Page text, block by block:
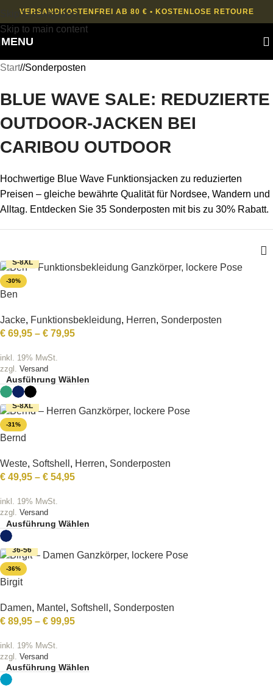
Skip to navigation
Skip to main content
VERSANDKOSTENFREI AB 80 € • KOSTENLOSE RETOURE
MENU
Start/ Sonderposten
BLUE WAVE SALE: REDUZIERTE
OUTDOOR-JACKEN BEI
CARIBOU OUTDOOR
Hochwertige Blue Wave Funktionsjacken zu reduzierten
Preisen – gleiche bewährte Qualität für Nordsee, Wandern und
Alltag. Entdecken Sie 35 Sonderposten mit bis zu 30% Rabatt.
S-8XL
-30%
Ben
Jacke, Funktionsbekleidung, Herren, Sonderposten
€ 69,95 – € 79,95
inkl. 19% MwSt.
zzgl. Versand
Ausführung Wählen
S-8XL
-31%
Bernd
Weste, Softshell , Herren, Sonderposten
€ 49,95 – € 54,95
inkl. 19% MwSt.
zzgl. Versand
Ausführung Wählen
36-56
-36%
Birgit
Damen, Mantel , Softshell , Sonderposten
€ 89,95 – € 99,95
inkl. 19% MwSt.
zzgl. Versand
Ausführung Wählen